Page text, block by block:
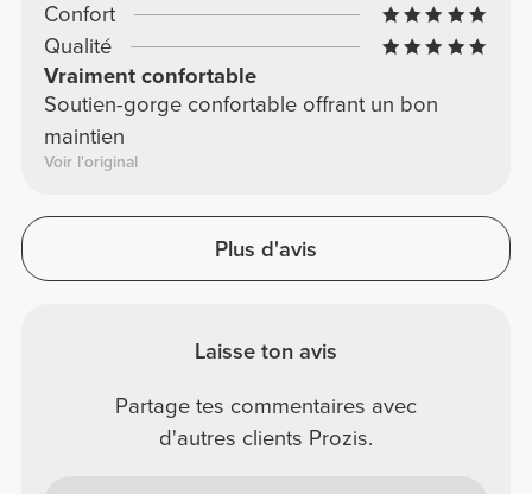
Confort
Qualité
Vraiment confortable
Soutien-gorge confortable offrant un bon
maintien
Voir l'original
Plus d'avis
Laisse ton avis
Partage tes commentaires avec
d'autres clients Prozis.